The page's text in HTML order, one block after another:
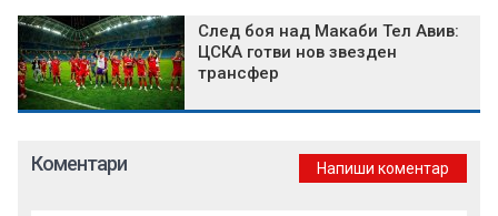
След боя над Макаби Тел Авив:
ЦСКА готви нов звезден
трансфер
Коментари Напиши коментар